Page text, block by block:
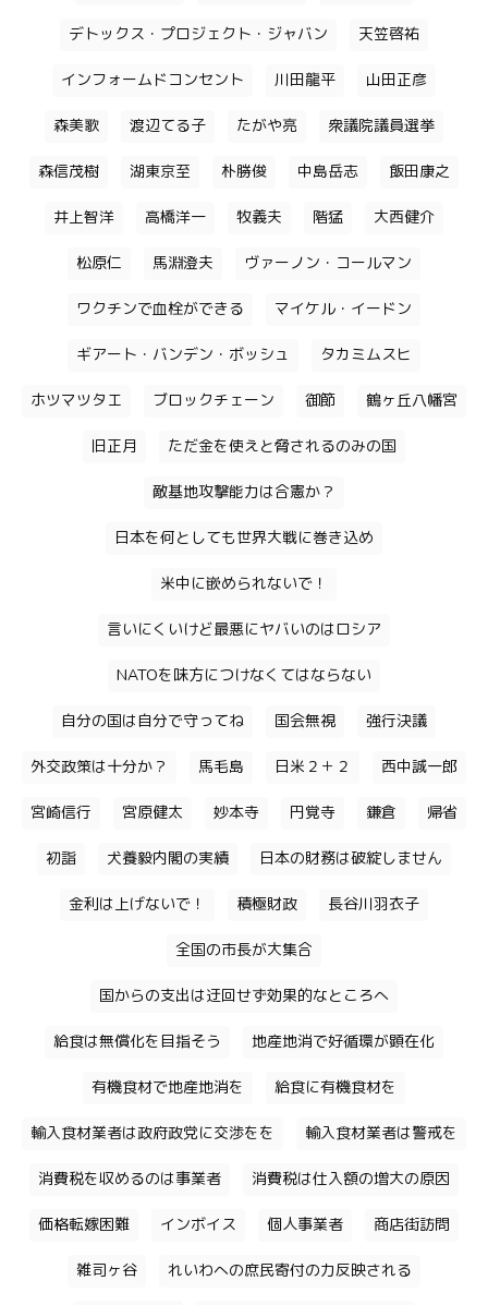
デトックス・プロジェクト・ジャバン 天笠啓祐
インフォームドコンセント 川田龍平 山田正彦
森美歌 渡辺てる子 たがや亮 衆議院議員選挙
森信茂樹 湖東京至 朴勝俊 中島岳志 飯田康之
井上智洋 高橋洋一 牧義夫 階猛 大西健介
松原仁 馬淵澄夫 ヴァーノン・コールマン
ワクチンで血栓ができる マイケル・イードン
ギアート・バンデン・ボッシュ タカミムスヒ
ホツマツタエ ブロックチェーン 御節 鶴ヶ丘八幡宮
旧正月 ただ金を使えと脅されるのみの国
敵基地攻撃能力は合憲か？
日本を何としても世界大戦に巻き込め
米中に嵌められないで！
言いにくいけど最悪にヤバいのはロシア
NATOを味方につけなくてはならない
自分の国は自分で守ってね 国会無視 強行決議
外交政策は十分か？ 馬毛島 日米２＋２ 西中誠一郎
宮崎信行 宮原健太 妙本寺 円覚寺 鎌倉 帰省
初詣 犬養毅内閣の実績 日本の財務は破綻しません
金利は上げないで！ 積極財政 長谷川羽衣子
全国の市長が大集合
国からの支出は迂回せず効果的なところへ
給食は無償化を目指そう 地産地消で好循環が顕在化
有機食材で地産地消を 給食に有機食材を
輸入食材業者は政府政党に交渉をを 輸入食材業者は警戒を
消費税を収めるのは事業者 消費税は仕入額の増大の原因
価格転嫁困難 インボイス 個人事業者 商店街訪問
雑司ヶ谷 れいわへの庶民寄付の力反映される